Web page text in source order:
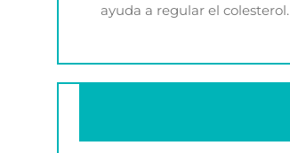
ayuda a regular el colesterol.